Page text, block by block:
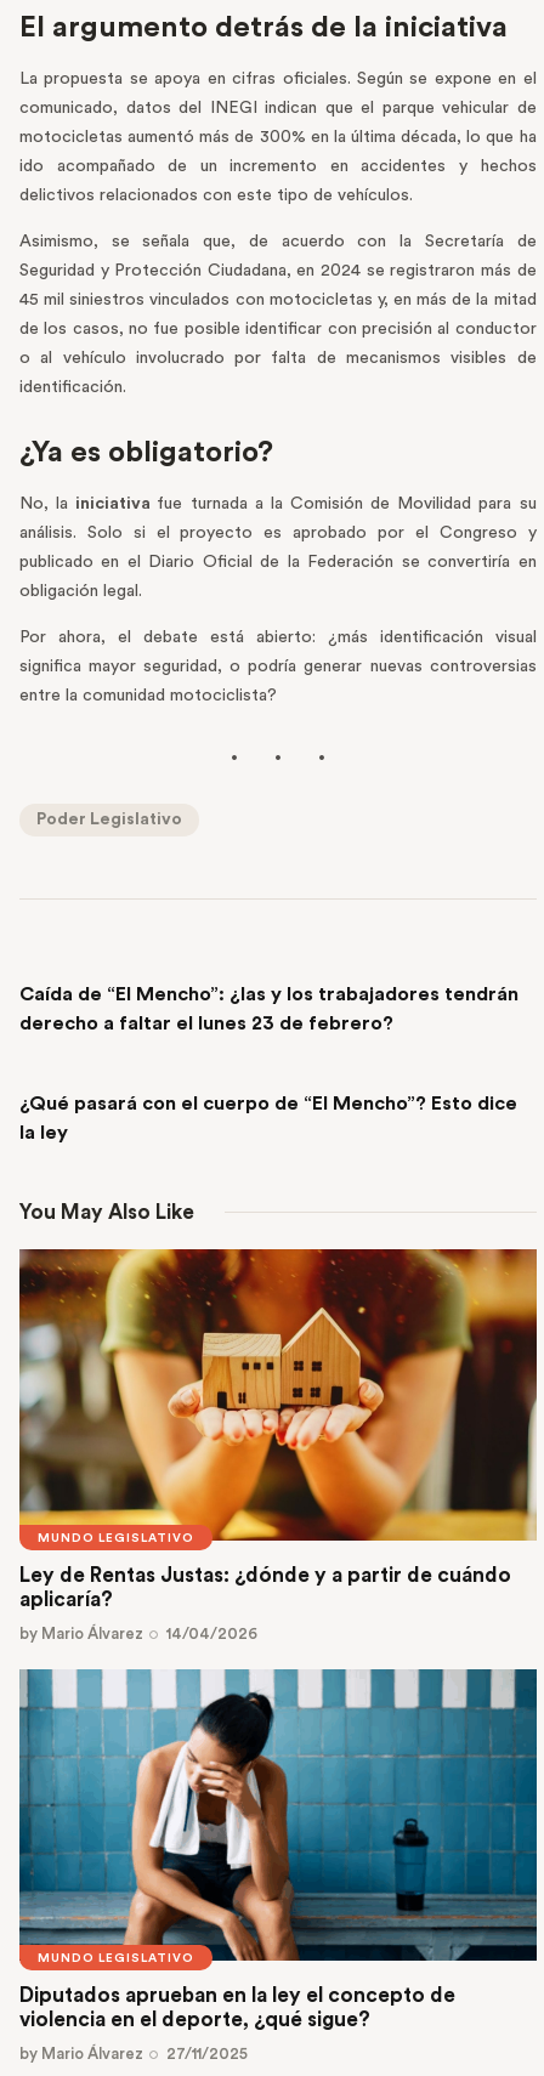
El argumento detrás de la iniciativa
La propuesta se apoya en cifras oficiales. Según se expone en el
comunicado, datos del INEGI indican que el parque vehicular de
motocicletas aumentó más de 300% en la última década, lo que ha
ido acompañado de un incremento en accidentes y hechos
delictivos relacionados con este tipo de vehículos.
Asimismo, se señala que, de acuerdo con la Secretaría de
Seguridad y Protección Ciudadana, en 2024 se registraron más de
45 mil siniestros vinculados con motocicletas y, en más de la mitad
de los casos, no fue posible identificar con precisión al conductor
o al vehículo involucrado por falta de mecanismos visibles de
identificación.
¿Ya es obligatorio?
No, la iniciativa fue turnada a la Comisión de Movilidad para su
análisis. Solo si el proyecto es aprobado por el Congreso y
publicado en el Diario Oficial de la Federación se convertiría en
obligación legal.
Por ahora, el debate está abierto: ¿más identificación visual
significa mayor seguridad, o podría generar nuevas controversias
entre la comunidad motociclista?
Poder Legislativo
Caída de “El Mencho”: ¿las y los trabajadores tendrán
derecho a faltar el lunes 23 de febrero?
¿Qué pasará con el cuerpo de “El Mencho”? Esto dice
la ley
You May Also Like
MUNDO LEGISLATIVO
Ley de Rentas Justas: ¿dónde y a partir de cuándo
aplicaría?
by Mario Álvarez 14/04/2026
MUNDO LEGISLATIVO
Diputados aprueban en la ley el concepto de
violencia en el deporte, ¿qué sigue?
by Mario Álvarez 27/11/2025